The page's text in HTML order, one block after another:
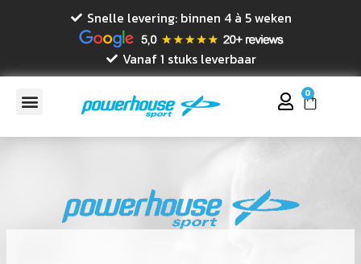
Snelle levering: binnen 4 à 5 weken
Vanaf 1 stuks leverbaar
0